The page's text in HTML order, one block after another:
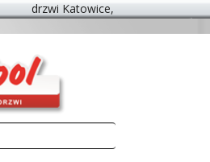
drzwi Katowice, antywłamaniowe